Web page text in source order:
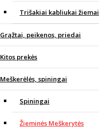
Trišakiai kabliukai žiemai
Grąžtai, peikenos, priedai
Kitos prekės
Meškerėlės, spiningai
Spiningai
Žieminės Meškerytės